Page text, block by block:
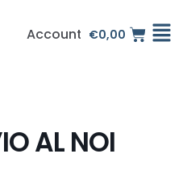
Account €0,00
AL NOI